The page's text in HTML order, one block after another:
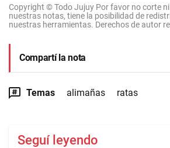
Copyright © Todo Jujuy Por favor no corte ni
nuestras notas, tiene la posibilidad de
nuestras herramientas. Derechos de autor
Compartí la nota
Temas alimañas ratas
Seguí leyendo